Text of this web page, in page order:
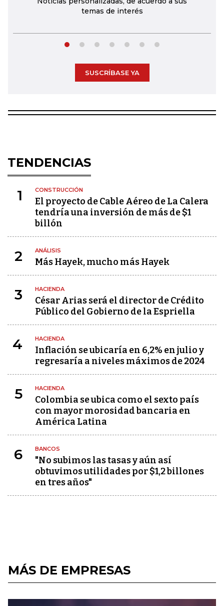
temas de interés
SUSCRÍBASE YA
TENDENCIAS
1 CONSTRUCCIÓN
El proyecto de Cable Aéreo de La Calera
tendría una inversión de más de $1
billón
2 ANÁLISIS
Más Hayek, mucho más Hayek
3 HACIENDA
César Arias será el director de Crédito
Público del Gobierno de la Espriella
4 HACIENDA
Inflación se ubicaría en 6,2% en julio y
regresaría a niveles máximos de 2024
5 HACIENDA
Colombia se ubica como el sexto país
con mayor morosidad bancaria en
América Latina
6 BANCOS
"No subimos las tasas y aún así
obtuvimos utilidades por $1,2 billones
en tres años"
MÁS DE EMPRESAS